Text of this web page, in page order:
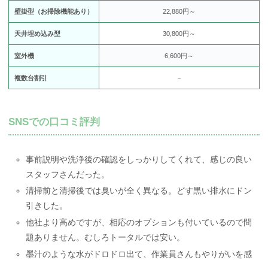
壁掛型（お掃除機能あり） 22,880円～
天井埋め込み型 30,800円～
室外機 6,600円～
複数台割引 －
SNSでの口コミ評判
事前説明や洗浄後の確認をしっかりしてくれて、感じの良い
スタッフさんだった。
清掃前と清掃後では臭いが全く異なる。どす黒い排水にドン
引きした。
他社より高めですが、相応のオプションも付いているので問
題ありません。むしろトータルでは安い。
墨汁のような水がドロドロ出て、作業員さんもやりがいを感